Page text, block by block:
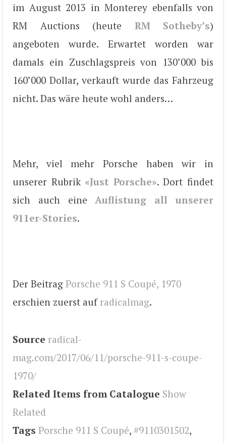
im August 2013 in Monterey ebenfalls von
RM Auctions (heute RM Sotheby’s)
angeboten wurde. Erwartet worden war
damals ein Zuschlagspreis von 130’000 bis
160’000 Dollar, verkauft wurde das Fahrzeug
nicht. Das wäre heute wohl anders…
Mehr, viel mehr Porsche haben wir in
unserer Rubrik «Just Porsche». Dort findet
sich auch eineAuflistung all unserer
911er-Stories.
Der Beitrag Porsche 911 S Coupé, 1970
erschien zuerst auf radicalmag.
Source radical-
mag.com/2017/06/11/porsche-911-s-coupe-
1970/
Related Items from Catalogue Show
Related
Tags Porsche 911 S Coupé, #9110301502,